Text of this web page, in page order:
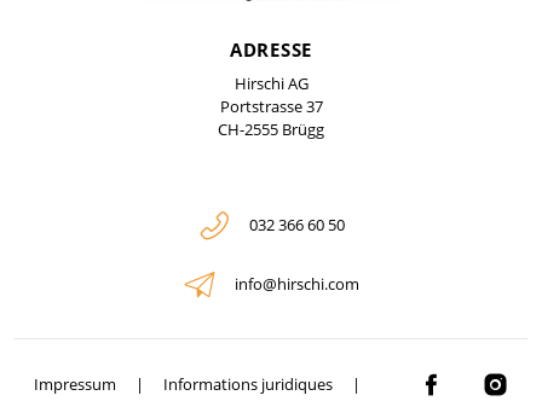
ADRESSE
Hirschi AG
Portstrasse 37
CH-2555 Brügg
032 366 60 50
info@hirschi.com
Impressum Informations juridiques